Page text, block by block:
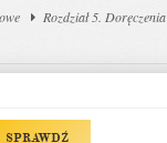
Rozdział 5. Doręczenia
SPRAWDŹ